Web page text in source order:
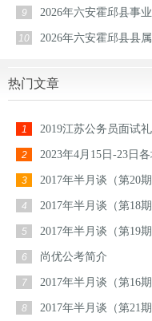
9 2026年六安霍邱县事
10 2026年六安霍邱县县
热门文章
1 2019江苏公务员面试
2 2023年4月15日-23日
3 2017年半月谈（第20
4 2017年半月谈（第18
5 2017年半月谈（第19
6 尚优公考简介
7 2017年半月谈（第16
8 2017年半月谈（第21